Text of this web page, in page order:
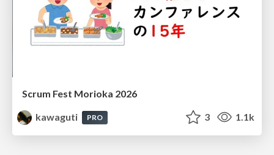
Scrum Fest Morioka 2026
kawaguti
PRO 3 1.1k